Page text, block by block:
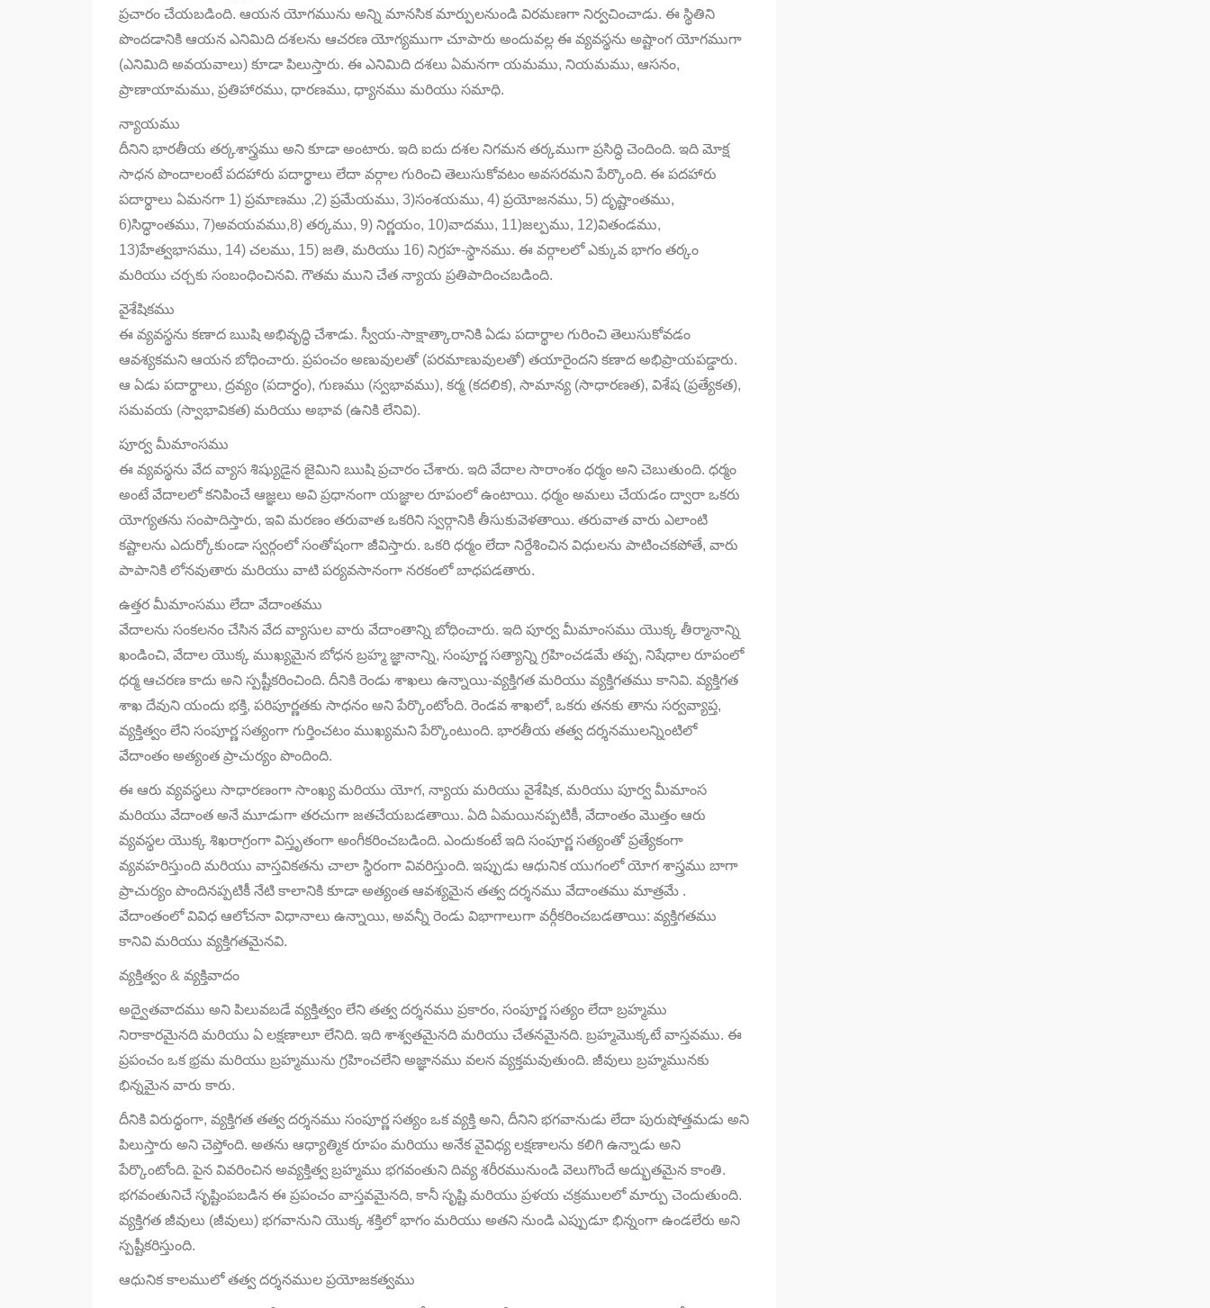
ప్రచారం చేయబడింది. ఆయన యోగమును అన్ని మానసిక మార్పులనుండి విరమణగా నిర్వచించాడు. ఈ స్థితిని
పొందడానికి ఆయన ఎనిమిది దశలను ఆచరణ యోగ్యముగా చూపారు అందువల్ల ఈ వ్యవస్థను అష్టాంగ యోగముగా
(ఎనిమిది అవయవాలు) కూడా పిలుస్తారు. ఈ ఎనిమిది దశలు ఏమనగా యమము, నియమము, ఆసనం,
ప్రాణాయామము, ప్రతిహారము, ధారణము, ధ్యానము మరియు సమాధి.
న్యాయము
దీనిని భారతీయ తర్కశాస్త్రము అని కూడా అంటారు. ఇది ఐదు దశల నిగమన తర్కముగా ప్రసిద్ధి చెందింది. ఇది మోక్ష
సాధన పొందాలంటే పదహారు పదార్థాలు లేదా వర్గాల గురించి తెలుసుకోవటం అవసరమని పేర్కొంది. ఈ పదహారు
పదార్థాలు ఏమనగా 1) ప్రమాణము ,2) ప్రమేయము, 3)సంశయము, 4) ప్రయోజనము, 5) దృష్టాంతము,
6)సిద్ధాంతము, 7)అవయవము,8) తర్కము, 9) నిర్ణయం, 10)వాదము, 11)జల్పము, 12)వితండము,
13)హేత్వభాసము, 14) చలము, 15) జతి, మరియు 16) నిగ్రహ-స్థానము. ఈ వర్గాలలో ఎక్కువ భాగం తర్కం
మరియు చర్చకు సంబంధించినవి. గౌతమ ముని చేత న్యాయ ప్రతిపాదించబడింది.
వైశేషికము
ఈ వ్యవస్థను కణాద ఋషి అభివృద్ధి చేశాడు. స్వీయ-సాక్షాత్కారానికి ఏడు పదార్థాల గురించి తెలుసుకోవడం
ఆవశ్యకమని ఆయన బోధించారు. ప్రపంచం అణువులతో (పరమాణువులతో) తయారైందని కణాద అభిప్రాయపడ్డారు.
ఆ ఏడు పదార్థాలు, ద్రవ్యం (పదార్ధం), గుణము (స్వభావము), కర్మ (కదలిక), సామాన్య (సాధారణత), విశేష (ప్రత్యేకత),
సమవయ (స్వాభావికత) మరియు అభావ (ఉనికి లేనివి).
పూర్వ మీమాంసము
ఈ వ్యవస్థను వేద వ్యాస శిష్యుడైన జైమిని ఋషి ప్రచారం చేశారు. ఇది వేదాల సారాంశం ధర్మం అని చెబుతుంది. ధర్మం
అంటే వేదాలలో కనిపించే ఆజ్ఞలు అవి ప్రధానంగా యజ్ఞాల రూపంలో ఉంటాయి. ధర్మం అమలు చేయడం ద్వారా ఒకరు
యోగ్యతను సంపాదిస్తారు, ఇవి మరణం తరువాత ఒకరిని స్వర్గానికి తీసుకువెళతాయి. తరువాత వారు ఎలాంటి
కష్టాలను ఎదుర్కోకుండా స్వర్గంలో సంతోషంగా జీవిస్తారు. ఒకరి ధర్మం లేదా నిర్దేశించిన విధులను పాటించకపోతే, వారు
పాపానికి లోనవుతారు మరియు వాటి పర్యవసానంగా నరకంలో బాధపడతారు.
ఉత్తర మీమాంసము లేదా వేదాంతము
వేదాలను సంకలనం చేసిన వేద వ్యాసుల వారు వేదాంతాన్ని బోధించారు. ఇది పూర్వ మీమాంసము యొక్క తీర్మానాన్ని
ఖండించి, వేదాల యొక్క ముఖ్యమైన బోధన బ్రహ్మ జ్ఞానాన్ని, సంపూర్ణ సత్యాన్ని గ్రహించడమే తప్ప, నిషేధాల రూపంలో
ధర్మ ఆచరణ కాదు అని స్పష్టీకరించింది. దీనికి రెండు శాఖలు ఉన్నాయి-వ్యక్తిగత మరియు వ్యక్తిగతము కానివి. వ్యక్తిగత
శాఖ దేవుని యందు భక్తి, పరిపూర్ణతకు సాధనం అని పేర్కొంటోంది. రెండవ శాఖలో, ఒకరు తనకు తాను సర్వవ్యాప్త,
వ్యక్తిత్వం లేని సంపూర్ణ సత్యంగా గుర్తించటం ముఖ్యమని పేర్కొంటుంది. భారతీయ తత్వ దర్శనములన్నింటిలో
వేదాంతం అత్యంత ప్రాచుర్యం పొందింది.
ఈ ఆరు వ్యవస్థలు సాధారణంగా సాంఖ్య మరియు యోగ, న్యాయ మరియు వైశేషిక, మరియు పూర్వ మీమాంస
మరియు వేదాంత అనే మూడుగా తరచుగా జతచేయబడతాయి. ఏది ఏమయినప్పటికీ, వేదాంతం మొత్తం ఆరు
వ్యవస్థల యొక్క శిఖరాగ్రంగా విస్తృతంగా అంగీకరించబడింది. ఎందుకంటే ఇది సంపూర్ణ సత్యంతో ప్రత్యేకంగా
వ్యవహరిస్తుంది మరియు వాస్తవికతను చాలా స్థిరంగా వివరిస్తుంది. ఇప్పుడు ఆధునిక యుగంలో యోగ శాస్త్రము బాగా
ప్రాచుర్యం పొందినప్పటికీ నేటి కాలానికి కూడా అత్యంత ఆవశ్యమైన తత్వ దర్శనము వేదాంతము మాత్రమే .
వేదాంతంలో వివిధ ఆలోచనా విధానాలు ఉన్నాయి, అవన్నీ రెండు విభాగాలుగా వర్గీకరించబడతాయి: వ్యక్తిగతము
కానివి మరియు వ్యక్తిగతమైనవి.
వ్యక్తిత్వం & వ్యక్తివాదం
అద్వైతవాదము అని పిలువబడే వ్యక్తిత్వం లేని తత్వ దర్శనము ప్రకారం, సంపూర్ణ సత్యం లేదా బ్రహ్మము
నిరాకారమైనది మరియు ఏ లక్షణాలూ లేనిది. ఇది శాశ్వతమైనది మరియు చేతనమైనది. బ్రహ్మమొక్కటే వాస్తవము. ఈ
ప్రపంచం ఒక భ్రమ మరియు బ్రహ్మమును గ్రహించలేని అజ్ఞానము వలన వ్యక్తమవుతుంది. జీవులు బ్రహ్మమునకు
భిన్నమైన వారు కారు.
దీనికి విరుద్ధంగా, వ్యక్తిగత తత్వ దర్శనము సంపూర్ణ సత్యం ఒక వ్యక్తి అని, దీనిని భగవానుడు లేదా పురుషోత్తమడు అని
పిలుస్తారు అని చెప్తోంది. అతను ఆధ్యాత్మిక రూపం మరియు అనేక వైవిధ్య లక్షణాలను కలిగి ఉన్నాడు అని
పేర్కొంటోంది. పైన వివరించిన అవ్యక్తిత్వ బ్రహ్మము భగవంతుని దివ్య శరీరమునుండి వెలుగొందే అద్భుతమైన కాంతి.
భగవంతునిచే సృష్టింపబడిన ఈ ప్రపంచం వాస్తవమైనది, కానీ సృష్టి మరియు ప్రళయ చక్రములలో మార్పు చెందుతుంది.
వ్యక్తిగత జీవులు (జీవులు) భగవానుని యొక్క శక్తిలో భాగం మరియు అతని నుండి ఎప్పుడూ భిన్నంగా ఉండలేరు అని
స్పష్టీకరిస్తుంది.
ఆధునిక కాలములో తత్వ దర్శనముల ప్రయోజకత్వము